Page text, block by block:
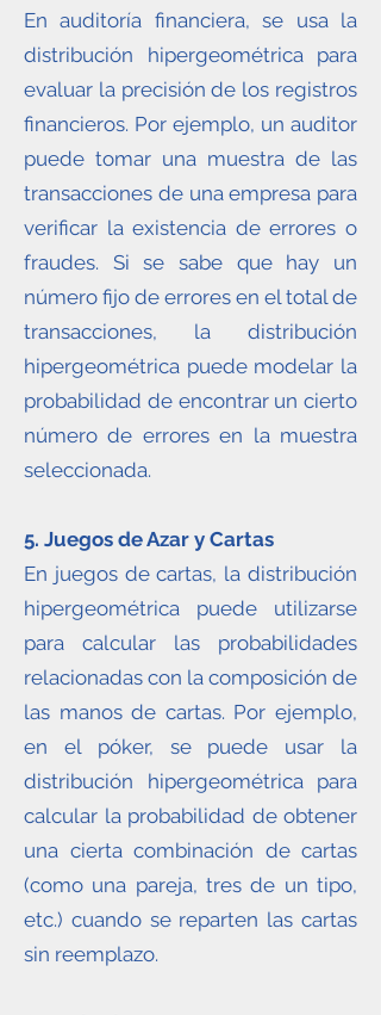
En auditoría financiera, se usa la
distribución hipergeométrica para
evaluar la precisión de los registros
financieros. Por ejemplo, un auditor
puede tomar una muestra de las
transacciones de una empresa para
verificar la existencia de errores o
fraudes. Si se sabe que hay un
número fijo de errores en el total de
transacciones, la distribución
hipergeométrica puede modelar la
probabilidad de encontrar un cierto
número de errores en la muestra
seleccionada.
5. Juegos de Azar y Cartas
En juegos de cartas, la distribución
hipergeométrica puede utilizarse
para calcular las probabilidades
relacionadas con la composición de
las manos de cartas. Por ejemplo,
en el póker, se puede usar la
distribución hipergeométrica para
calcular la probabilidad de obtener
una cierta combinación de cartas
(como una pareja, tres de un tipo,
etc.) cuando se reparten las cartas
sin reemplazo.